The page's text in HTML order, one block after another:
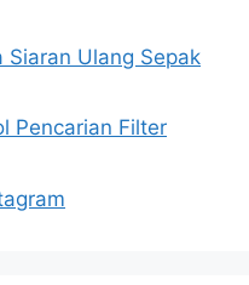
Ulang Sepak
Pencarian Filter